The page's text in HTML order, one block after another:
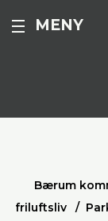
MENY
Bærum
friluftsliv